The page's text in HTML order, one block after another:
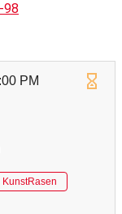
98
PM
KunstRasen